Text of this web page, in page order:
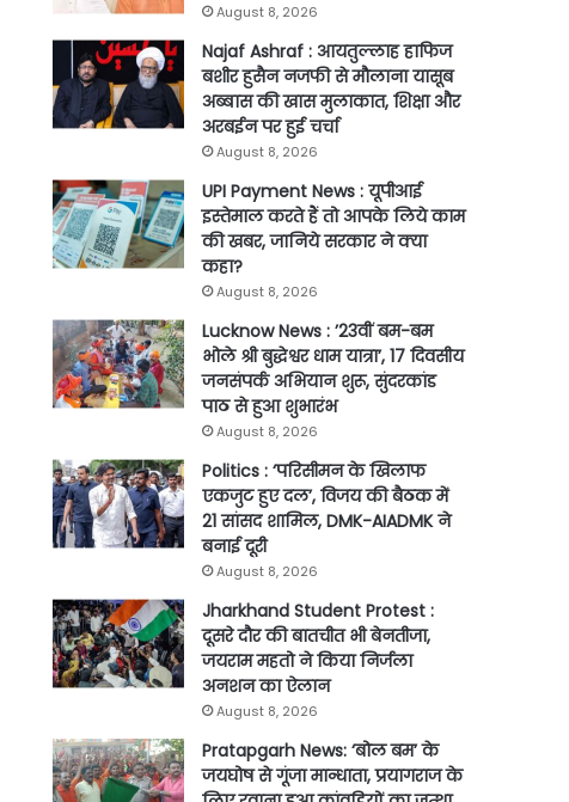
August 8, 2026
Najaf Ashraf : आयतुल्लाह हाफिज
बशीर हुसैन नजफी से मौलाना यासूब
अब्बास की खास मुलाकात, शिक्षा और
अरबईन पर हुई चर्चा
August 8, 2026
UPI Payment News : यूपीआई
इस्तेमाल करते हैं तो आपके लिये काम
की खबर, जानिये सरकार ने क्या
कहा?
August 8, 2026
Lucknow News : ’23वीं बम-बम
भोले श्री बुद्धेश्वर धाम यात्रा’, 17 दिवसीय
जनसंपर्क अभियान शुरू, सुंदरकांड
पाठ से हुआ शुभारंभ
August 8, 2026
Politics : ‘परिसीमन के खिलाफ
एकजुट हुए दल’, विजय की बैठक में
21 सांसद शामिल, DMK-AIADMK ने
बनाई दूरी
August 8, 2026
Jharkhand Student Protest :
दूसरे दौर की बातचीत भी बेनतीजा,
जयराम महतो ने किया निर्जला
अनशन का ऐलान
August 8, 2026
Pratapgarh News: ‘बोल बम’ के
जयघोष से गूंजा मान्धाता, प्रयागराज के